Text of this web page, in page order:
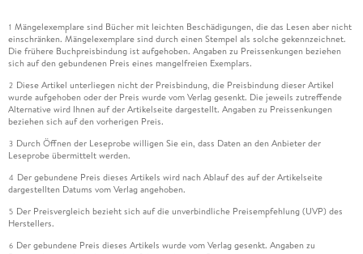
1 Mängelexemplare sind Bücher mit leichten Beschädigungen, die das Lesen aber nicht
einschränken. Mängelexemplare sind durch einen Stempel als solche gekennzeichnet.
Die frühere Buchpreisbindung ist aufgehoben. Angaben zu Preissenkungen beziehen
sich auf den gebundenen Preis eines mangelfreien Exemplars.
2 Diese Artikel unterliegen nicht der Preisbindung, die Preisbindung dieser Artikel
wurde aufgehoben oder der Preis wurde vom Verlag gesenkt. Die jeweils zutreffende
Alternative wird Ihnen auf der Artikelseite dargestellt. Angaben zu Preissenkungen
beziehen sich auf den vorherigen Preis.
3 Durch Öffnen der Leseprobe willigen Sie ein, dass Daten an den Anbieter der
Leseprobe übermittelt werden.
4 Der gebundene Preis dieses Artikels wird nach Ablauf des auf der Artikelseite
dargestellten Datums vom Verlag angehoben.
5 Der Preisvergleich bezieht sich auf die unverbindliche Preisempfehlung (UVP) des
Herstellers.
6 Der gebundene Preis dieses Artikels wurde vom Verlag gesenkt. Angaben zu